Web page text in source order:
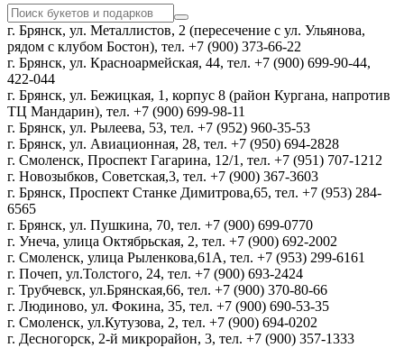
г. Брянск, ул. Металлистов, 2 (пересечение с ул. Ульянова,
рядом с клубом Бостон), тел. +7 (900) 373-66-22
г. Брянск, ул. Красноармейская, 44, тел. +7 (900) 699-90-44,
422-044
г. Брянск, ул. Бежицкая, 1, корпус 8 (район Кургана, напротив
ТЦ Мандарин), тел. +7 (900) 699-98-11
г. Брянск, ул. Рылеева, 53, тел. +7 (952) 960-35-53
г. Брянск, ул. Авиационная, 28, тел. +7 (950) 694-2828
г. Смоленск, Проспект Гагарина, 12/1, тел. +7 (951) 707-1212
г. Новозыбков, Советская,3, тел. +7 (900) 367-3603
г. Брянск, Проспект Станке Димитрова,65, тел. +7 (953) 284-
6565
г. Брянск, ул. Пушкина, 70, тел. +7 (900) 699-0770
г. Унеча, улица Октябрьская, 2, тел. +7 (900) 692-2002
г. Смоленск, улица Рыленкова,61А, тел. +7 (953) 299-6161
г. Почеп, ул.Толстого, 24, тел. +7 (900) 693-2424
г. Трубчевск, ул.Брянская,66, тел. +7 (900) 370-80-66
г. Людиново, ул. Фокина, 35, тел. +7 (900) 690-53-35
г. Смоленск, ул.Кутузова, 2, тел. +7 (900) 694-0202
г. Десногорск, 2-й микрорайон, 3, тел. +7 (900) 357-1333